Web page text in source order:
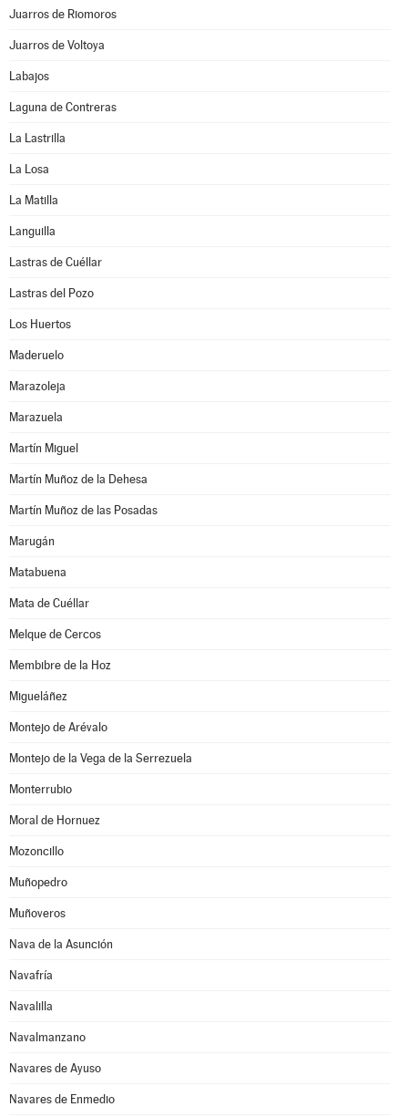
Juarros de Riomoros
Juarros de Voltoya
Labajos
Laguna de Contreras
La Lastrilla
La Losa
La Matilla
Languilla
Lastras de Cuéllar
Lastras del Pozo
Los Huertos
Maderuelo
Marazoleja
Marazuela
Martín Miguel
Martín Muñoz de la Dehesa
Martín Muñoz de las Posadas
Marugán
Matabuena
Mata de Cuéllar
Melque de Cercos
Membibre de la Hoz
Migueláñez
Montejo de Arévalo
Montejo de la Vega de la Serrezuela
Monterrubio
Moral de Hornuez
Mozoncillo
Muñopedro
Muñoveros
Nava de la Asunción
Navafría
Navalilla
Navalmanzano
Navares de Ayuso
Navares de Enmedio